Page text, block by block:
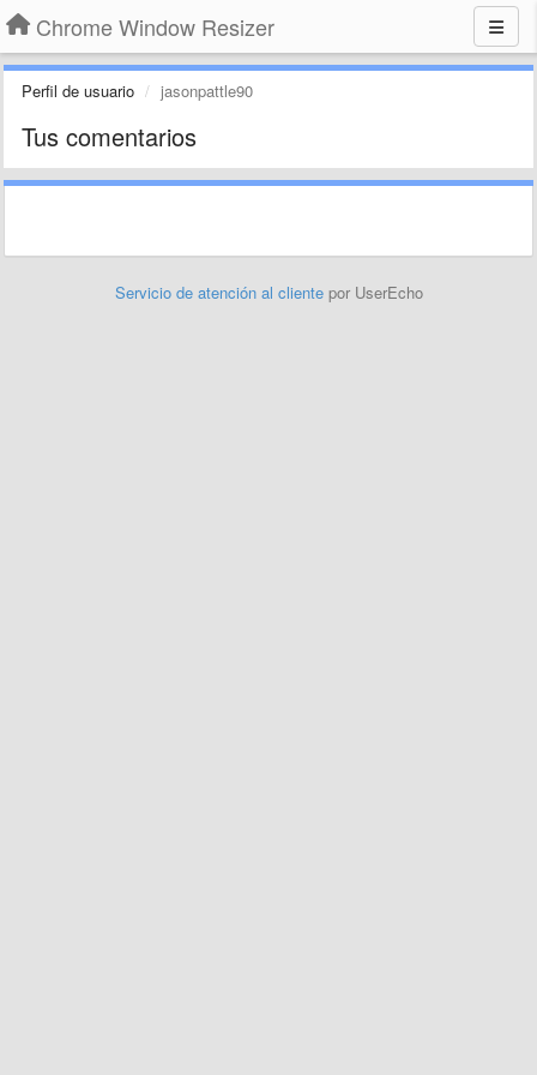
Chrome Window Resizer
Perfil de usuario jasonpattle90
Tus comentarios
Servicio de atención al cliente por UserEcho